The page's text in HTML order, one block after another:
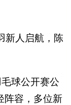
新人启航，陈
球公开赛公
阵容，多位新